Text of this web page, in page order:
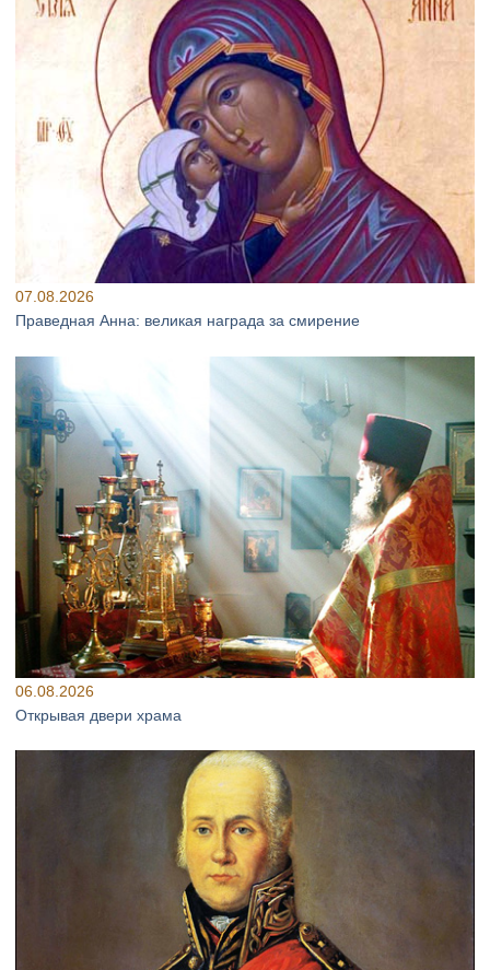
07.08.2026
Праведная Анна: великая награда за смирение
06.08.2026
Открывая двери храма